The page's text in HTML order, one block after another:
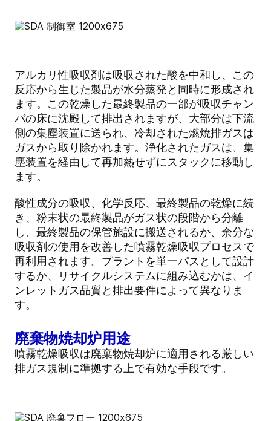
アルカリ性吸収剤は吸収された酸を中和し、この
反応から生じた製品が水分蒸発と同時に形成され
ます。この乾燥した最終製品の一部が吸収チャン
バの床に沈殿して排出されますが、大部分は下流
側の集塵装置に送られ、冷却された燃焼排ガスは
ガスから取り除かれます。浄化されたガスは、集
塵装置を経由して再加熱せずにスタックに移動し
ます。
酸性成分の吸収、化学反応、最終製品の乾燥に続
き、粉末状の最終製品がガス状の段階から分離
し、最終製品の保管施設に搬送されるか、余分な
吸収剤の使用を改善した噴霧乾燥吸収プロセスで
再利用されます。プラントを単一パスとして設計
するか、リサイクルシステムに組み込むかは、イ
ンレットガス品質と排出要件によって異なりま
す。
廃棄物焼却炉用途
噴霧乾燥吸収は廃棄物焼却炉に適用される厳しい
排ガス規制に準拠する上で有効な手段です。